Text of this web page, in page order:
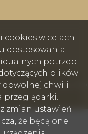
Skoczów, Cieszyn ©
Galactica Virgo
cookies w celach
dostosowania
potrzeb
plików
dowolnej chwili
przeglądarki.
zmian ustawień
że będą one